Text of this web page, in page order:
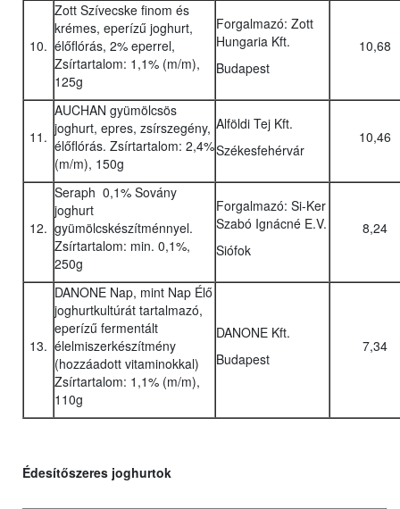
10.
Zott Szívecske finom és
krémes, eperízű joghurt,
élőflórás, 2% eperrel,
Zsírtartalom: 1,1% (m/m),
125g
Forgalmazó: Zott
Hungaria Kft.
Budapest
10,68
11.
AUCHAN gyümölcsös
joghurt, epres, zsírszegény,
élőflórás. Zsírtartalom: 2,4%
(m/m), 150g
Alföldi Tej Kft.
Székesfehérvár
10,46
12.
Seraph 0,1% Sovány
joghurt
gyümölcskészítménnyel.
Zsírtartalom: min. 0,1%,
250g
Forgalmazó: Si-Ker
Szabó Ignácné E.V.
Siófok
8,24
13.
DANONE Nap, mint Nap Élő
joghurtkultúrát tartalmazó,
eperízű fermentált
élelmiszerkészítmény
(hozzáadott vitaminokkal)
Zsírtartalom: 1,1% (m/m),
110g
DANONE Kft.
Budapest
7,34
Édesítőszeres joghurtok